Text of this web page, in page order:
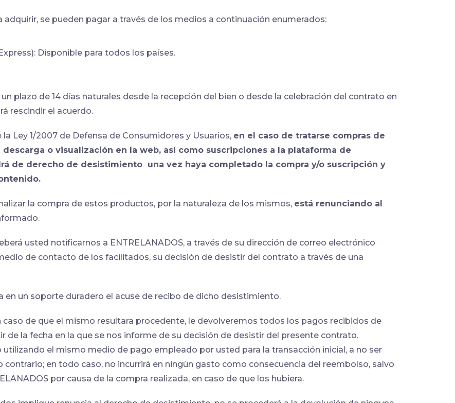
se pueden pagar a través de los medios a continuación enumerados:
Disponible para todos los países.
plazo de 14 días naturales desde la recepción del bien o desde la celebración del contrato en
rescindir el acuerdo.
Ley 1/2007 de Defensa de Consumidores y Usuarios, en el caso de tratarse compras de
o visualización en la web, así como suscripciones a la plataforma de
de derecho de desistimiento una vez haya completado la compra y/o suscripción y
la compra de estos productos, por la naturaleza de los mismos, está renunciando al
usted notificarnos a ENTRELANADOS, a través de su dirección de correo electrónico
de contacto de los facilitados, su decisión de desistir del contrato a través de una
en un soporte duradero el acuse de recibo de dicho desistimiento.
de que el mismo resultara procedente, le devolveremos todos los pagos recibidos de
de la fecha en la que se nos informe de su decisión de desistir del presente contrato.
el mismo medio de pago empleado por usted para la transacción inicial, a no ser
en todo caso, no incurrirá en ningún gasto como consecuencia del reembolso, salvo
por causa de la compra realizada, en caso de que los hubiera.